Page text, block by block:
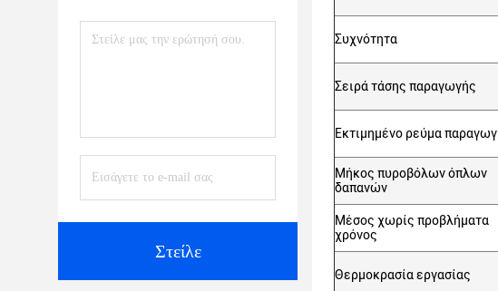
Στείλε
Συχνότητα
Σειρά τάσης παραγωγής
Εκτιμημένο ρεύμα
Μήκος πυροβόλων όπλων
δαπανών
Μέσος χωρίς προβλήματα
χρόνος
Θερμοκρασία εργασίας